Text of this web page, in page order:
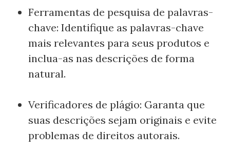
Ferramentas de pesquisa de palavras-
chave: Identifique as palavras-chave
mais relevantes para seus produtos e
inclua-as nas descrições de forma
natural.
Verificadores de plágio: Garanta que
suas descrições sejam originais e evite
problemas de direitos autorais.